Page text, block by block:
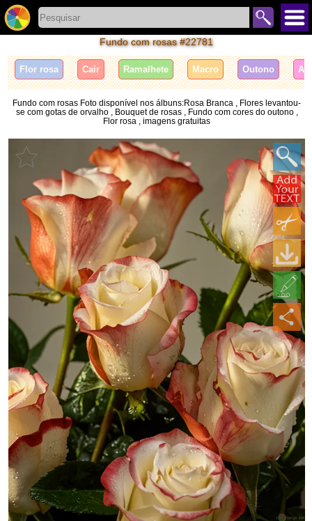
Fundo com rosas #22781
Flor rosa Cair Ramalhete Macro Outono
Fundo com rosas Foto disponível nos álbuns:Rosa Branca , Flores levantou-
se com gotas de orvalho , Bouquet de rosas , Fundo com cores do outono ,
Flor rosa , imagens gratuitas